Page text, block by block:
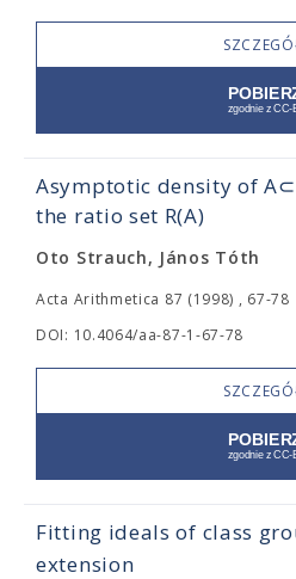
Asymptotic density of
the ratio set R(A)
Oto Strauch, János Tóth
Acta Arithmetica 87 (1998) , 67-78
DOI: 10.4064/aa-87-1-67-78
Fitting ideals of class
extension